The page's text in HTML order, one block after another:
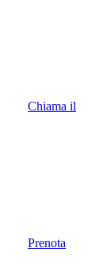
Chiama il
Prenota